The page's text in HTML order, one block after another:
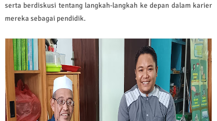
serta berdiskusi tentang langkah-langkah ke depan dalam karier
mereka sebagai pendidik.